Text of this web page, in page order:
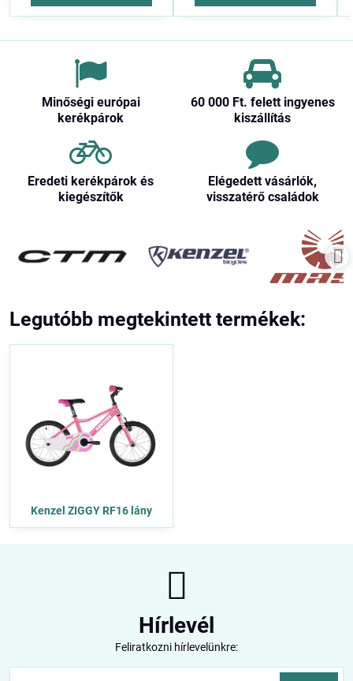
Minőségi európai
kerékpárok
60 000 Ft​. felett ingyenes
kiszállítás
Eredeti kerékpárok és
kiegészítők
Elégedett vásárlók,
visszatérő családok
Legutóbb megtekintett termékek:
Kenzel ZIGGY RF16 lány
Hírlevél
Feliratkozni hírlevelünkre: